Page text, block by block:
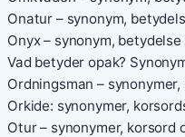
Onatur – synonym,
Onyx – synonym,
Vad betyder opak?
Ordningsman –
Orkide: synonymer,
Otur – synonymer, korsord